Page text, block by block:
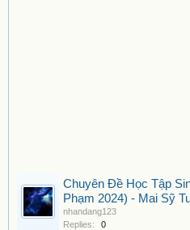
Chuyên Đề Học Tập
Phạm 2024) - Mai Sỹ
nhandang123
Replies:
0